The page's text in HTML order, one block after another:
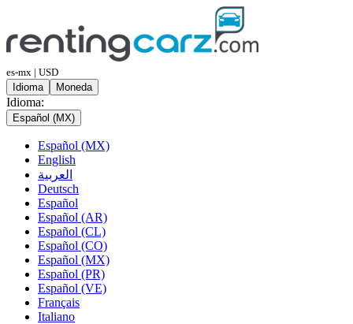
es-mx | USD
Idioma
Moneda
Idioma:
Español (MX)
Español (MX)
English
العربية
Deutsch
Español
Español (AR)
Español (CL)
Español (CO)
Español (MX)
Español (PR)
Español (VE)
Français
Italiano